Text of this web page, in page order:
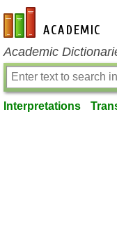
en-academic.com
Academic
Interpretations